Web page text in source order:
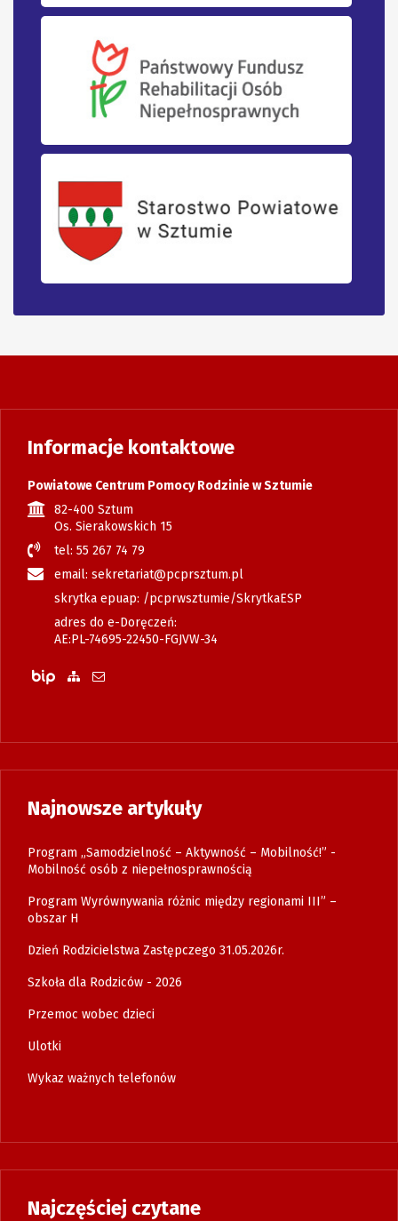
Informacje kontaktowe
Powiatowe Centrum Pomocy Rodzinie w Sztumie
82-400 Sztum
Os. Sierakowskich 15
tel: 55 267 74 79
email: sekretariat@pcprsztum.pl
skrytka epuap: /pcprwsztumie/SkrytkaESP
adres do e-Doręczeń:
AE:PL-74695-22450-FGJVW-34
Biuletyn Informacji Publicznej
Zobacz mapę strony
Wyślij email
Najnowsze artykuły
Program „Samodzielność – Aktywność – Mobilność!” -
Mobilność osób z niepełnosprawnością
Program Wyrównywania różnic między regionami III” –
obszar H
Dzień Rodzicielstwa Zastępczego 31.05.2026r.
Szkoła dla Rodziców - 2026
Przemoc wobec dzieci
Ulotki
Wykaz ważnych telefonów
Najczęściej czytane